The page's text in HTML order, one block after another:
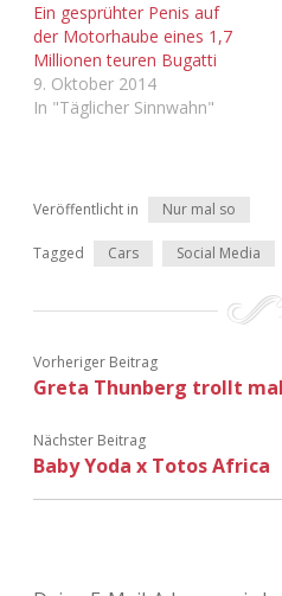
Ein gesprühter Penis auf
der Motorhaube eines 1,7
Millionen teuren Bugatti
9. Oktober 2014
In "Täglicher Sinnwahn"
Veröffentlicht in Nur mal so
Tagged Cars Social Media
Vorheriger Beitrag
Greta Thunberg trollt
Nächster Beitrag
Baby Yoda x Totos Africa